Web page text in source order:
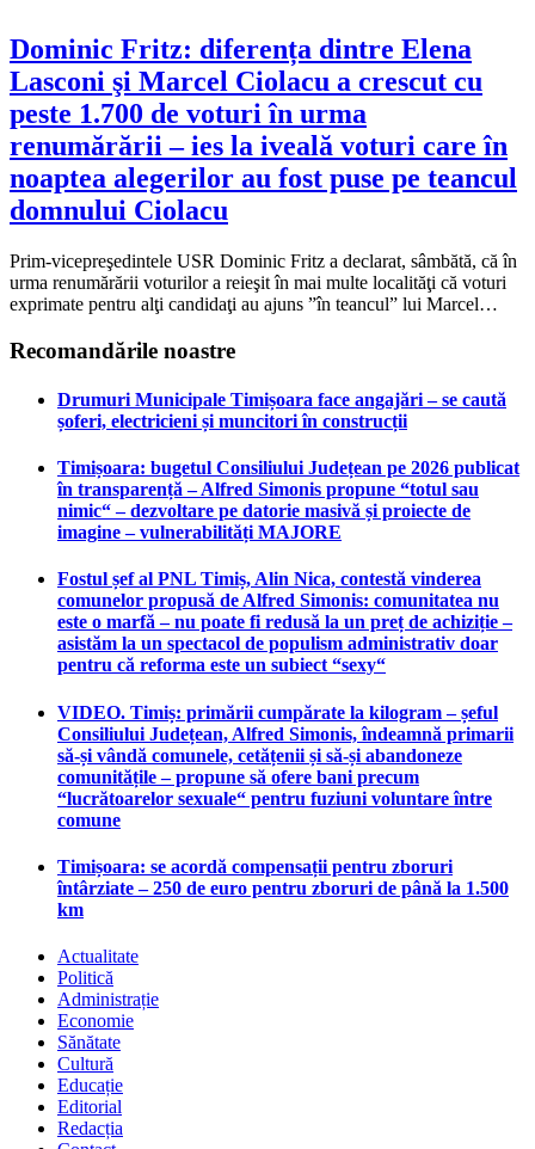
Dominic Fritz: diferența dintre Elena
Lasconi şi Marcel Ciolacu a crescut cu
peste 1.700 de voturi în urma
renumărării – ies la iveală voturi care în
noaptea alegerilor au fost puse pe teancul
domnului Ciolacu
Prim-vicepreşedintele USR Dominic Fritz a declarat, sâmbătă, că în
urma renumărării voturilor a reieşit în mai multe localităţi că voturi
exprimate pentru alţi candidaţi au ajuns ”în teancul” lui Marcel…
Recomandările noastre
Drumuri Municipale Timișoara face angajări – se caută
șoferi, electricieni și muncitori în construcții
Timișoara: bugetul Consiliului Județean pe 2026 publicat
în transparență – Alfred Simonis propune “totul sau
nimic“ – dezvoltare pe datorie masivă și proiecte de
imagine – vulnerabilități MAJORE
Fostul șef al PNL Timiș, Alin Nica, contestă vinderea
comunelor propusă de Alfred Simonis: comunitatea nu
este o marfă – nu poate fi redusă la un preț de achiziție –
asistăm la un spectacol de populism administrativ doar
pentru că reforma este un subiect “sexy“
VIDEO. Timiș: primării cumpărate la kilogram – șeful
Consiliului Județean, Alfred Simonis, îndeamnă primarii
să-și vândă comunele, cetățenii și să-și abandoneze
comunitățile – propune să ofere bani precum
“lucrătoarelor sexuale“ pentru fuziuni voluntare între
comune
Timișoara: se acordă compensații pentru zboruri
întârziate – 250 de euro pentru zboruri de până la 1.500
km
Actualitate
Politică
Administrație
Economie
Sănătate
Cultură
Educație
Editorial
Redacția